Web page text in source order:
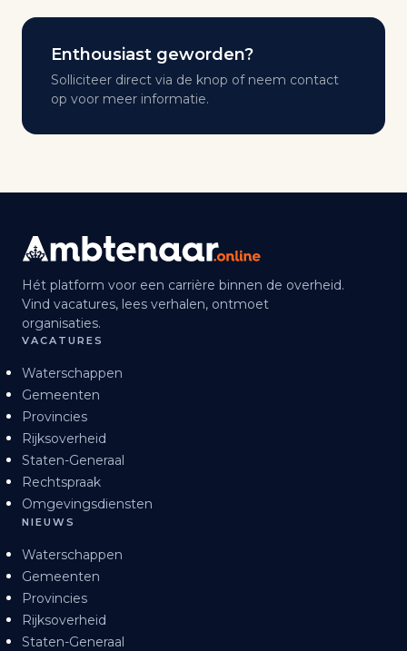
Enthousiast geworden?
Solliciteer direct via de knop of neem contact
op voor meer informatie.
Hét platform voor een carrière binnen de overheid.
Vind vacatures, lees verhalen, ontmoet
organisaties.
VACATURES
Waterschappen
Gemeenten
Provincies
Rijksoverheid
Staten-Generaal
Rechtspraak
Omgevingsdiensten
NIEUWS
Waterschappen
Gemeenten
Provincies
Rijksoverheid
Staten-Generaal